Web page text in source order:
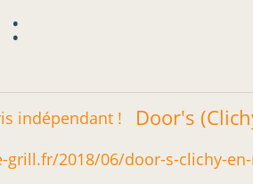
2018/06/door-s-clichy-